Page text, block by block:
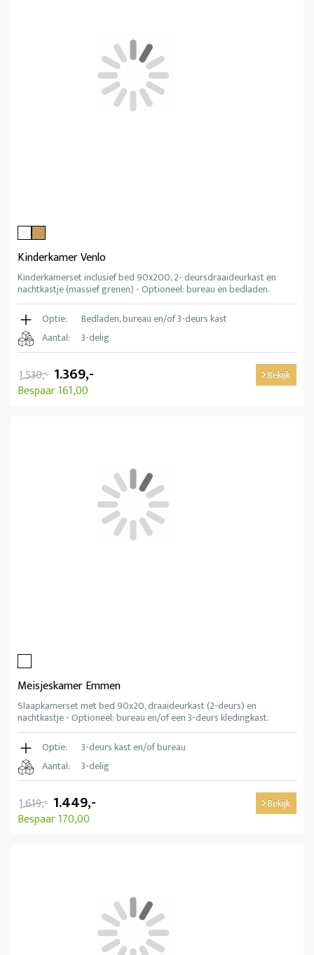
Kinderkamer Venlo
Kinderkamerset inclusief bed 90x200, 2- deursdraaideurkast en
nachtkastje (massief grenen) - Optioneel: bureau en bedladen.
Optie:
Bedladen, bureau en/of 3-deurs kast
Aantal:
3-delig
1.530,- 1.369,-
Bespaar 161,00
Bekijk
Meisjeskamer Emmen
Slaapkamerset met bed 90x20, draaideurkast (2-deurs) en
nachtkastje - Optioneel: bureau en/of een 3-deurs kledingkast.
Optie:
3-deurs kast en/of bureau
Aantal:
3-delig
1.619,- 1.449,-
Bespaar 170,00
Bekijk